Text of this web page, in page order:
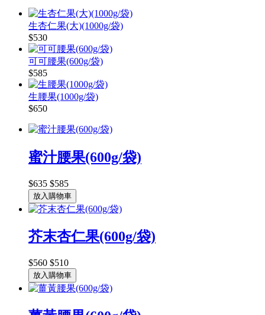
生杏仁果(大)(1000g/袋)
$530
可可腰果(600g/袋)
$585
生腰果(1000g/袋)
$650
蜜汁腰果(600g/袋)
$635 $585
放入購物車
芥末杏仁果(600g/袋)
$560 $510
放入購物車